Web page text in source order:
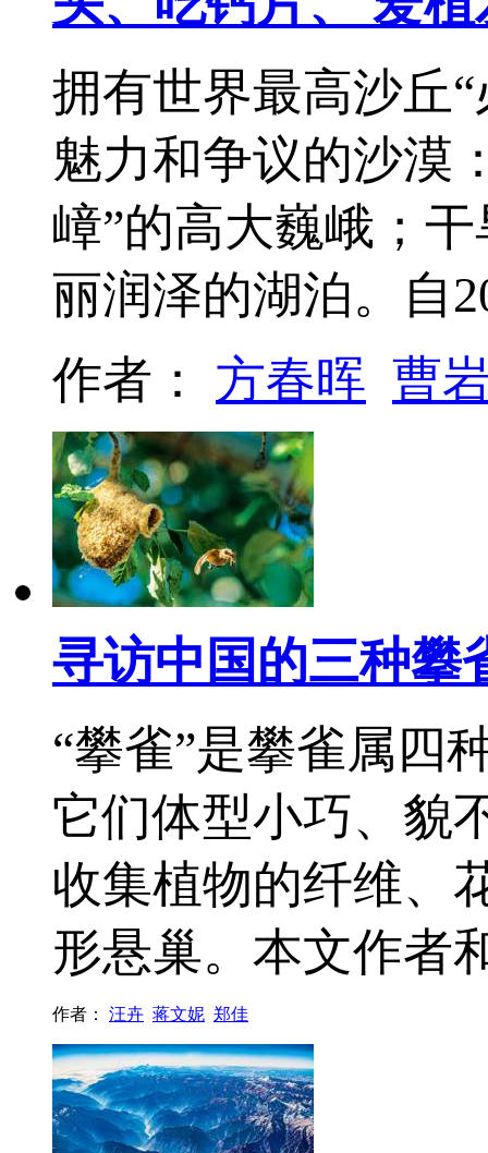
拥有世界最高沙丘
魅力和争议的沙漠
嶂”的高大巍峨；
丽润泽的湖泊。
作者： 方春晖 曹
寻访中国的三种
“攀雀”是攀雀属四
它们体型小巧、貌
收集植物的纤维、
形悬巢。本文作
作者： 汪卉 蒋文妮 郑佳